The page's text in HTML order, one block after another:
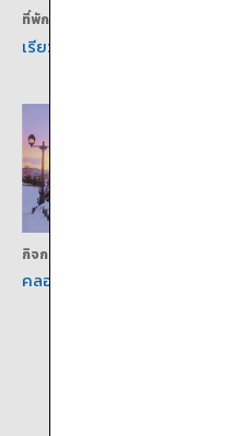
ที่พัก
เรียวกังซาโบริน
กิจกรรม
คลองโอตารุ